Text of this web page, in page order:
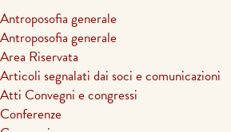
Antroposofia generale
Antroposofia generale
Area Riservata
Articoli segnalati dai soci e comunicazioni
Atti Convegni e congressi
Conferenze